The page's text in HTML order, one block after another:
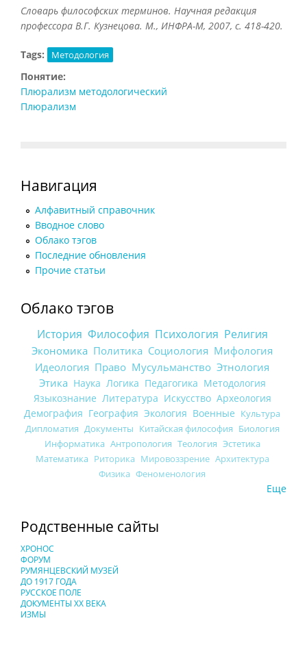
Словарь философских терминов. Научная редакция
профессора В.Г. Кузнецова. М., ИНФРА-М, 2007, с. 418-420.
Tags: Методология
Понятие:
Плюрализм методологический
Плюрализм
Навигация
Алфавитный справочник
Вводное слово
Облако тэгов
Последние обновления
Прочие статьи
Облако тэгов
История Философия Психология Религия
Экономика Политика Социология Мифология
Идеология Право Мусульманство Этнология
Этика Наука Логика Педагогика Методология
Языкознание Литература Искусство Археология
Демография География Экология Военные Культура
Дипломатия Документы Китайская философия Биология
Информатика Антропология Теология Эстетика
Математика Риторика Мировоззрение Архитектура
Физика Феноменология
Еще
Родственные сайты
ХРОНОС
ФОРУМ
РУМЯНЦЕВСКИЙ МУЗЕЙ
ДО 1917 ГОДА
РУССКОЕ ПОЛЕ
ДОКУМЕНТЫ XX ВЕКА
ИЗМЫ